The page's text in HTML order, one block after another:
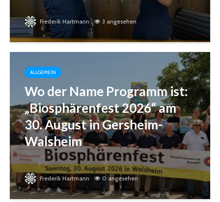
Frederik Hartmann 3 angesehen
ALLGEMEIN
Wo der Name Programm ist:
„Biosphärenfest 2026“ am
30. August in Gersheim-
Walsheim
Frederik Hartmann 0 angesehen